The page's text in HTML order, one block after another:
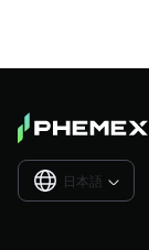
日本語 